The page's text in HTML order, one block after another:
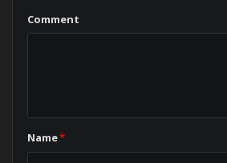
Comment
Name*